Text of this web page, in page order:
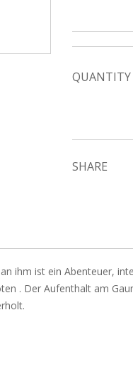
QUANTITY
SHARE
ihm ist ein Abenteuer,
. Der Aufenthalt am